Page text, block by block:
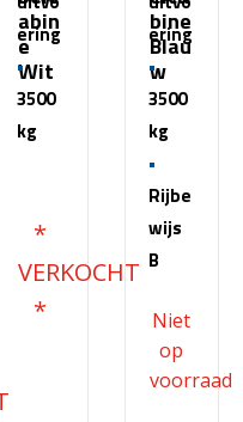
abin
e
Wit
ering
3500
kg
bine
Blau
w
ering
3500
kg
Rijbe
wijs
B